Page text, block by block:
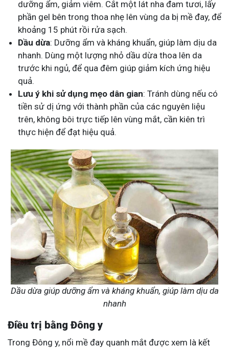
dưỡng ẩm, giảm viêm. Cắt một lát nha đam tươi, lấy
phần gel bên trong thoa nhẹ lên vùng da bị mề đay, để
khoảng 15 phút rồi rửa sạch.
Dầu dừa: Dưỡng ẩm và kháng khuẩn, giúp làm dịu da
nhanh. Dùng một lượng nhỏ dầu dừa thoa lên da
trước khi ngủ, để qua đêm giúp giảm kích ứng hiệu
quả.
Lưu ý khi sử dụng mẹo dân gian: Tránh dùng nếu có
tiền sử dị ứng với thành phần của các nguyên liệu
trên, không bôi trực tiếp lên vùng mắt, cần kiên trì
thực hiện để đạt hiệu quả​.
Dầu dừa giúp dưỡng ẩm và kháng khuẩn, giúp làm dịu da
nhanh
Điều trị bằng Đông y
Trong Đông y, nổi mề đay quanh mắt được xem là kết